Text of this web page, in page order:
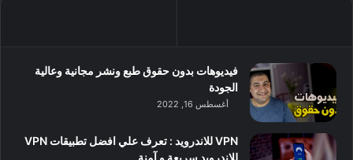
فيديوهات بدون حقوق طبع ونشر مجانية وعالية
الجودة
أغسطس 16, 2022
VPN للاندرويد : تعرف علي افضل تطبيقات VPN
للاندرويد سريعة و آمنة